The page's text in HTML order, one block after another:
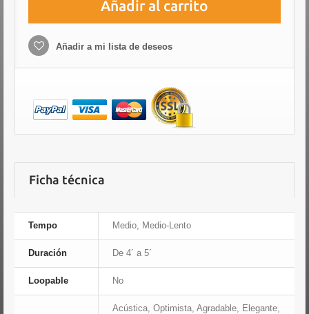
Añadir al carrito
Añadir a mi lista de deseos
Ficha técnica
Tempo Medio, Medio-Lento
Duración De 4´ a 5´
Loopable No
Acústica, Optimista, Agradable, Elegante,